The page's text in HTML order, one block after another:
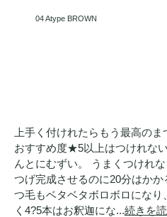
04 Atype BROWN
上手く付けれたらもう最高のま
おすすめ度★5以上はつけれな
んとにむずい。 うまくつけれ
つげ完成させるのに20分はか
つ毛もベタベタボロボロにな
く4?5本はお釈迦にな...続きを